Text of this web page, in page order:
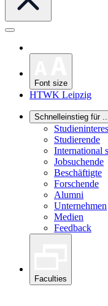
Font size
HTWK Leipzig
Schnelleinstieg für ...
Studierende
International
Jobsuchende
Beschäftigte
Forschende
Alumni
Unternehmen
Medien
Feedback
Faculties